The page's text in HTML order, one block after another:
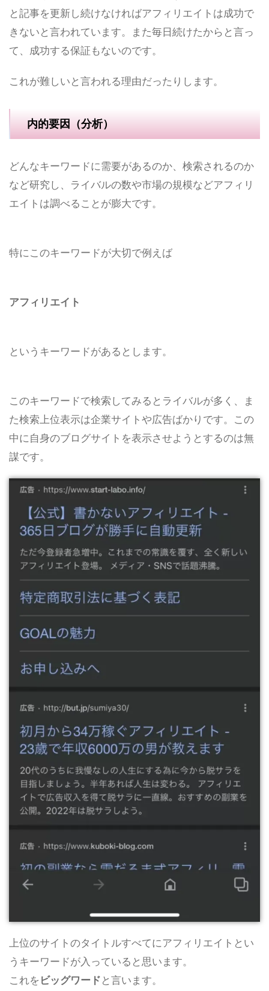
と記事を更新し続けなければアフィリエイトは成功で
きないと言われています。また毎日続けたからと言っ
て、成功する保証もないのです。
これが難しいと言われる理由だったりします。
内的要因（分析）
どんなキーワードに需要があるのか、検索されるのか
など研究し、ライバルの数や市場の規模などアフィリ
エイトは調べることが膨大です。
特にこのキーワードが大切で例えば
アフィリエイト
というキーワードがあるとします。
このキーワードで検索してみるとライバルが多く、ま
た検索上位表示は企業サイトや広告ばかりです。この
中に自身のブログサイトを表示させようとするのは無
謀です。
上位のサイトのタイトルすべてにアフィリエイトとい
うキーワードが入っていると思います。
これを ビッグワード と言います。